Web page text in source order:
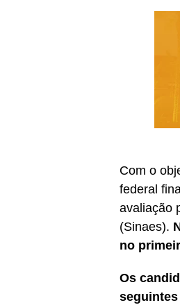
Com o
federal
avaliação
(Sinaes).
no
Os